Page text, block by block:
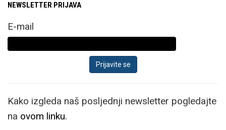
NEWSLETTER PRIJAVA
E-mail
Kako izgleda naš posljednji newsletter pogledajte
na ovom linku.